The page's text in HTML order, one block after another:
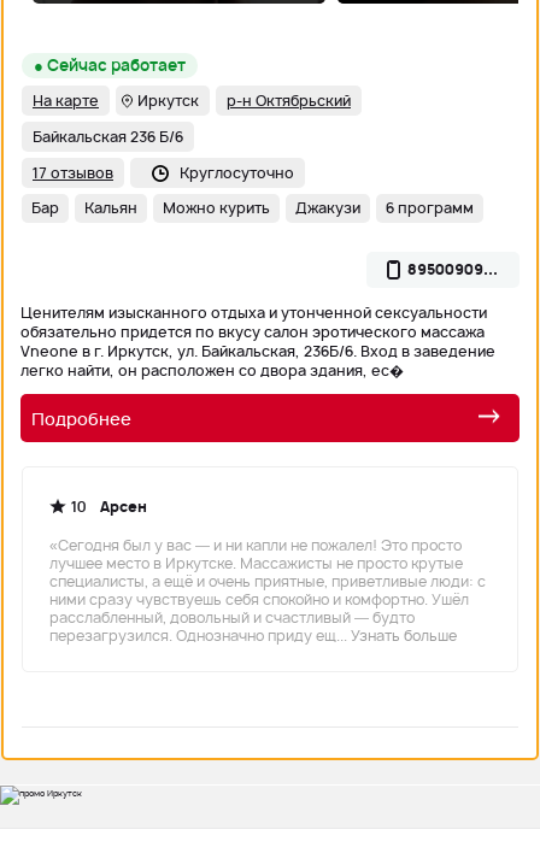
● Сейчас работает
Круглосуточно
Иркутск
р-н Октябрьский
Байкальская 236 Б/6
На карте
17 отзывов
Бар
Кальян Можно курить Джакузи 6 программ
89500909...
Ценителям изысканного отдыха и утонченной сексуальности
обязательно придется по вкусу салон эротического массажа
Vneone в г. Иркутск, ул. Байкальская, 236Б/6. Вход в заведение
легко найти, он расположен со двора здания, ес�
Подробнее
10
Арсен
«Сегодня был у вас — и ни капли не пожалел! Это просто
лучшее место в Иркутске. Массажисты не просто крутые
специалисты, а ещё и очень приятные, приветливые люди: с
ними сразу чувствуешь себя спокойно и комфортно. Ушёл
расслабленный, довольный и счастливый — будто
перезагрузился. Однозначно приду ещ... Узнать больше